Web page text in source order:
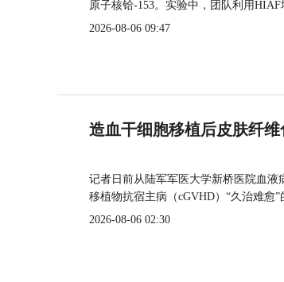
原子核铪-153。实验中，团队利用
2026-08-06 09:47
造血干细胞移植后皮肤纤
记者日前从陆军军医大学新桥医院血
移植物抗宿主病（cGVHD）“久治难愈
2026-08-06 02:30